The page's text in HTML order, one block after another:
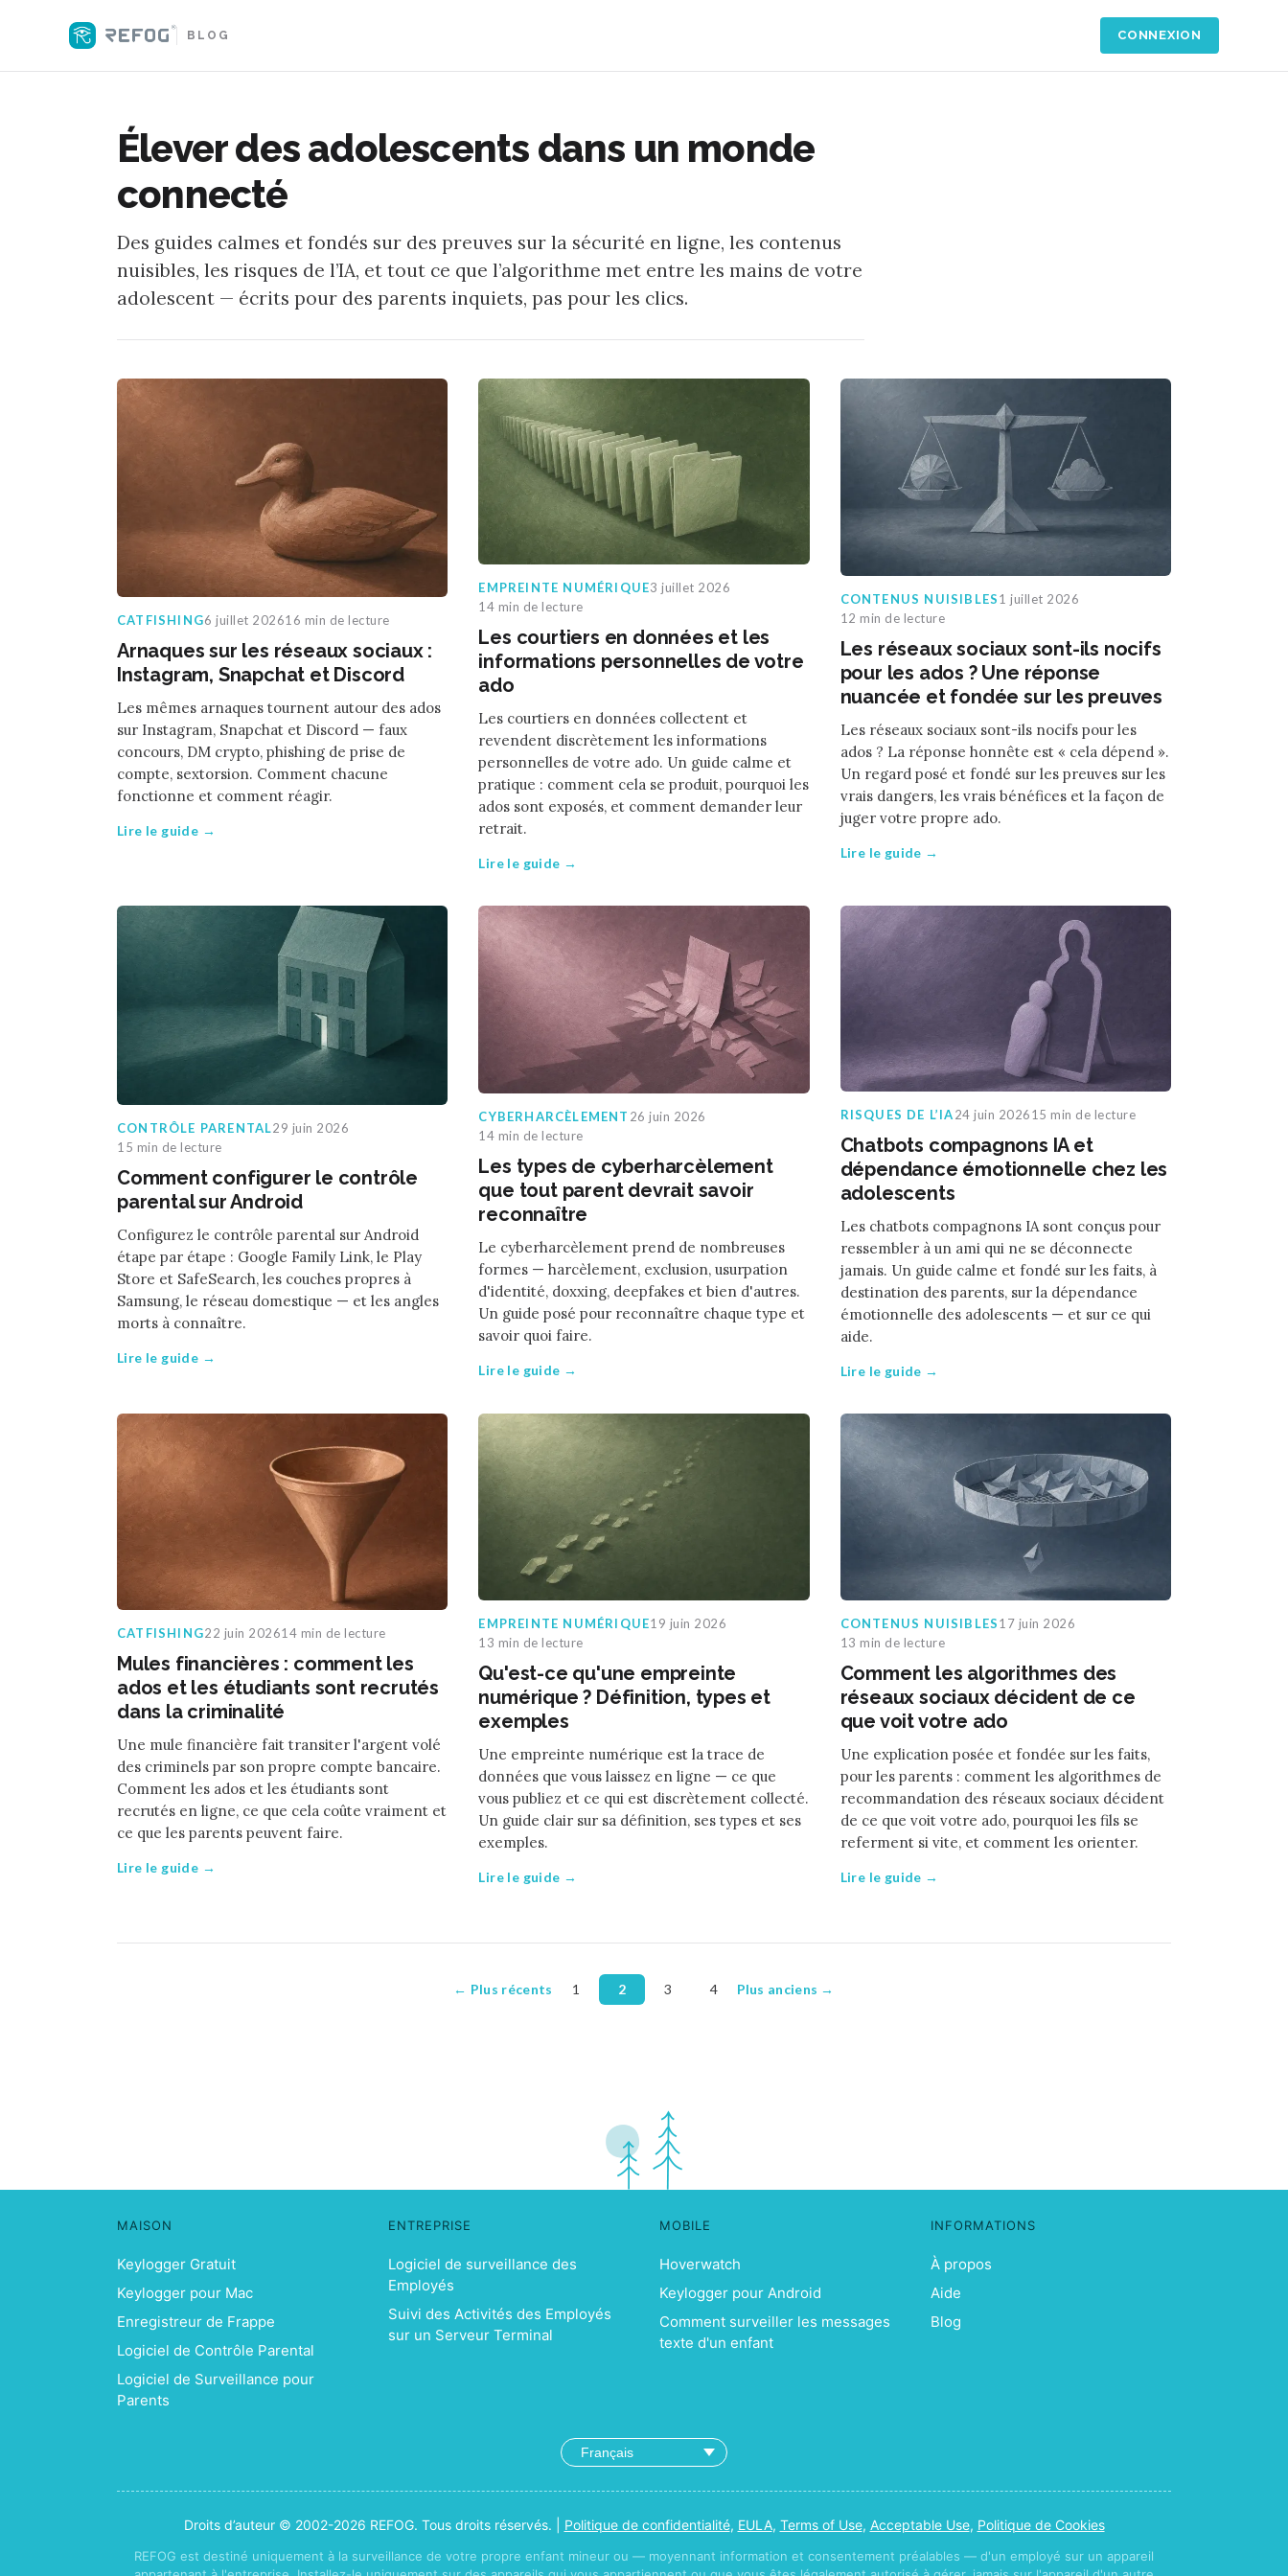
BLOG CONNEXION
Élever des adolescents dans un monde
connecté
Des guides calmes et fondés sur des preuves sur la sécurité en ligne, les contenus
nuisibles, les risques de l’IA, et tout ce que l’algorithme met entre les mains de votre
adolescent — écrits pour des parents inquiets, pas pour les clics.
CATFISHING6 juillet 202616 min de lecture
Arnaques sur les réseaux sociaux :
Instagram, Snapchat et Discord
Les mêmes arnaques tournent autour des ados
sur Instagram, Snapchat et Discord — faux
concours, DM crypto, phishing de prise de
compte, sextorsion. Comment chacune
fonctionne et comment réagir.
Lire le guide →
EMPREINTE NUMÉRIQUE3 juillet 2026
14 min de lecture
Les courtiers en données et les
informations personnelles de votre
ado
Les courtiers en données collectent et
revendent discrètement les informations
personnelles de votre ado. Un guide calme et
pratique : comment cela se produit, pourquoi les
ados sont exposés, et comment demander leur
retrait.
Lire le guide →
CONTENUS NUISIBLES1 juillet 2026
12 min de lecture
Les réseaux sociaux sont-ils nocifs
pour les ados ? Une réponse
nuancée et fondée sur les preuves
Les réseaux sociaux sont-ils nocifs pour les
ados ? La réponse honnête est « cela dépend ».
Un regard posé et fondé sur les preuves sur les
vrais dangers, les vrais bénéfices et la façon de
juger votre propre ado.
Lire le guide →
CONTRÔLE PARENTAL29 juin 2026
15 min de lecture
Comment configurer le contrôle
parental sur Android
Configurez le contrôle parental sur Android
étape par étape : Google Family Link, le Play
Store et SafeSearch, les couches propres à
Samsung, le réseau domestique — et les angles
morts à connaître.
Lire le guide →
CYBERHARCÈLEMENT 26 juin 2026
14 min de lecture
Les types de cyberharcèlement
que tout parent devrait savoir
reconnaître
Le cyberharcèlement prend de nombreuses
formes — harcèlement, exclusion, usurpation
d'identité, doxxing, deepfakes et bien d'autres.
Un guide posé pour reconnaître chaque type et
savoir quoi faire.
Lire le guide →
RISQUES DE L’IA24 juin 202615 min de lecture
Chatbots compagnons IA et
dépendance émotionnelle chez les
adolescents
Les chatbots compagnons IA sont conçus pour
ressembler à un ami qui ne se déconnecte
jamais. Un guide calme et fondé sur les faits, à
destination des parents, sur la dépendance
émotionnelle des adolescents — et sur ce qui
aide.
Lire le guide →
CATFISHING22 juin 202614 min de lecture
Mules financières : comment les
ados et les étudiants sont recrutés
dans la criminalité
Une mule financière fait transiter l'argent volé
des criminels par son propre compte bancaire.
Comment les ados et les étudiants sont
recrutés en ligne, ce que cela coûte vraiment et
ce que les parents peuvent faire.
Lire le guide →
EMPREINTE NUMÉRIQUE19 juin 2026
13 min de lecture
Qu'est-ce qu'une empreinte
numérique ? Définition, types et
exemples
Une empreinte numérique est la trace de
données que vous laissez en ligne — ce que
vous publiez et ce qui est discrètement collecté.
Un guide clair sur sa définition, ses types et ses
exemples.
Lire le guide →
CONTENUS NUISIBLES17 juin 2026
13 min de lecture
Comment les algorithmes des
réseaux sociaux décident de ce
que voit votre ado
Une explication posée et fondée sur les faits,
pour les parents : comment les algorithmes de
recommandation des réseaux sociaux décident
de ce que voit votre ado, pourquoi les fils se
referment si vite, et comment les orienter.
Lire le guide →
← Plus récents 1 2 3 4 Plus anciens →
MAISON
Keylogger Gratuit
Keylogger pour Mac
Enregistreur de Frappe
Logiciel de Contrôle Parental
Logiciel de Surveillance pour
Parents
ENTREPRISE
Logiciel de surveillance des
Employés
Suivi des Activités des Employés
sur un Serveur Terminal
MOBILE
Hoverwatch
Keylogger pour Android
Comment surveiller les messages
texte d'un enfant
INFORMATIONS
À propos
Aide
Blog
Droits d’auteur © 2002-2026 REFOG. Tous droits réservés. | Politique de confidentialité, EULA, Terms of Use, Acceptable Use, Politique de Cookies
REFOG est destiné uniquement à la surveillance de votre propre enfant mineur ou — moyennant information et consentement préalables — d'un employé sur un appareil